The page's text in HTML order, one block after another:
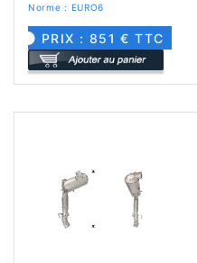
Norme : EURO6
PRIX : 851 € TTC